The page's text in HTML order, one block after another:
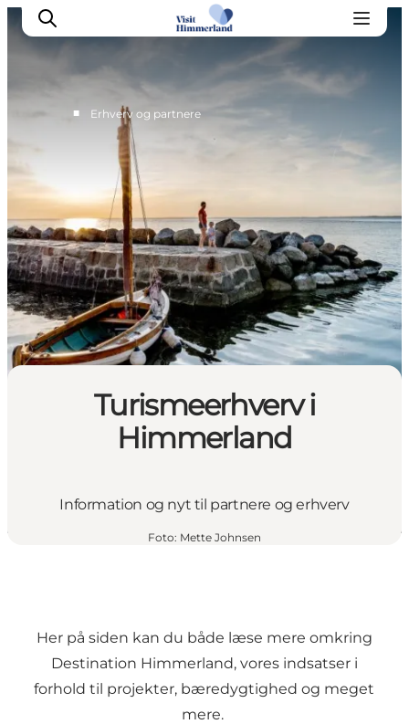
Møder & aktiviteter
Partnerskaber
Presse
Projekter
Info Spots
Om Destination Himmerland
■ Erhverv og partnere
Turismeerhverv i
Himmerland
Information og nyt til partnere og erhverv
Foto: Mette Johnsen
Her på siden kan du både læse mere omkring
Destination Himmerland, vores indsatser i
forhold til projekter, bæredygtighed og meget
mere.